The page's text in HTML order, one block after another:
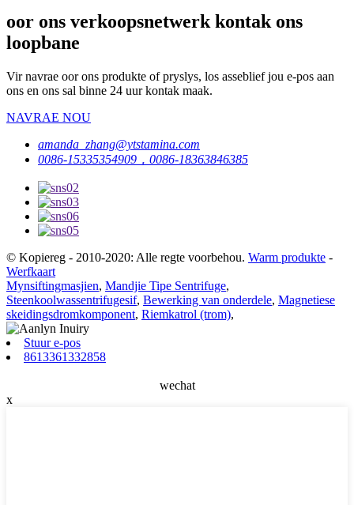
oor ons verkoopsnetwerk kontak ons ​​
loopbane
Vir navrae oor ons produkte of pryslys, los asseblief jou e-pos aan
ons en ons sal binne 24 uur kontak maak.
NAVRAE NOU
amanda_zhang@ytstamina.com
0086-15335354909，0086-18363846385
© Kopiereg - 2010-2020: Alle regte voorbehou. Warm produkte -
Werfkaart
Mynsiftingmasjien, Mandjie Tipe Sentrifuge,
Steenkoolwassentrifugesif, Bewerking van onderdele, Magnetiese
skeidingsdromkomponent, Riemkatrol (trom),
Stuur e-pos
8613361332858
wechat
x